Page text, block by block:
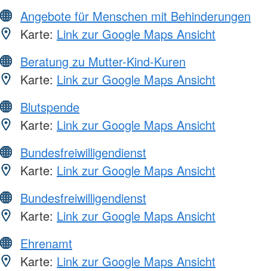
Angebote für Menschen mit Behinderungen
Karte: Link zur Google Maps Ansicht
Beratung zu Mutter-Kind-Kuren
Karte: Link zur Google Maps Ansicht
Blutspende
Karte: Link zur Google Maps Ansicht
Bundesfreiwilligendienst
Karte: Link zur Google Maps Ansicht
Bundesfreiwilligendienst
Karte: Link zur Google Maps Ansicht
Ehrenamt
Karte: Link zur Google Maps Ansicht